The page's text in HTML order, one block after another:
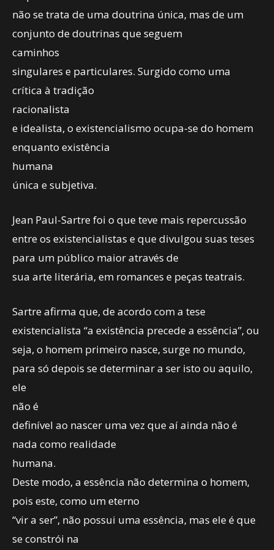
não se trata de uma doutrina única, mas de um
conjunto de doutrinas que seguem
caminhos
singulares e particulares. Surgido como uma
crítica à tradição
racionalista
e idealista, o existencialismo ocupa-se do homem
enquanto existência
humana
única e subjetiva.
Jean Paul-Sartre foi o que teve mais repercussão
entre os existencialistas e que divulgou suas teses
para um público maior através de
sua arte literária, em romances e peças teatrais.
Sartre afirma que, de acordo com a tese
existencialista “a existência precede a essência”, ou
seja, o homem primeiro nasce, surge no mundo,
para só depois se determinar a ser isto ou aquilo,
ele
não é
definível ao nascer uma vez que aí ainda não é
nada como realidade
humana.
Deste modo, a essência não determina o homem,
pois este, como um eterno
“vir a ser”, não possui uma essência, mas ele é que
se constrói na